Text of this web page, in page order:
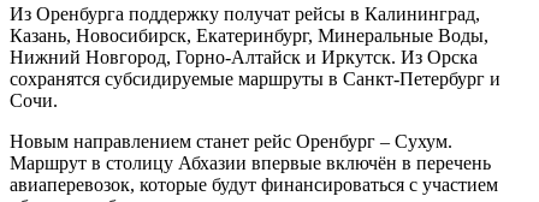
Из Оренбурга поддержку получат рейсы в Калининград,
Казань, Новосибирск, Екатеринбург, Минеральные Воды,
Нижний Новгород, Горно-Алтайск и Иркутск. Из Орска
сохранятся субсидируемые маршруты в Санкт-Петербург и
Сочи.
Новым направлением станет рейс Оренбург – Сухум.
Маршрут в столицу Абхазии впервые включён в перечень
авиаперевозок, которые будут финансироваться с участием